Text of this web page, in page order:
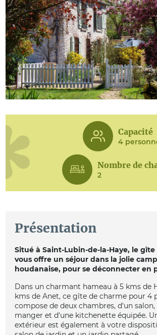
Capacité
4
Nombre de
2
Présentation
Situé à Saint-Lubin-de-la-Haye, le gîte
vous offre un séjour dans la jolie
houdanaise, pour se déconnecter en
Dans un charmant hameau à 5 kms de
kms de Anet, ce gîte de charme pour 4
compose de deux chambres, d'un salon,
manger et d'une kitchenette équipée.
extérieur est également à votre